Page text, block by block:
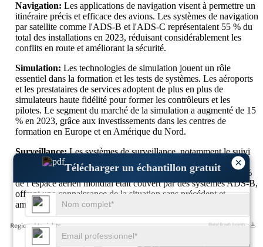
×
Télécharger un échantillon gratuit
Navigation: Les applications de navigation visent à permettre un
itinéraire précis et efficace des avions. Les systèmes de navigation
par satellite comme l'ADS-B et l'ADS-C représentaient 55 % du
total des installations en 2023, réduisant considérablement les
conflits en route et améliorant la sécurité.
Simulation: Les technologies de simulation jouent un rôle
essentiel dans la formation et les tests de systèmes. Les aéroports
et les prestataires de services adoptent de plus en plus de
simulateurs haute fidélité pour former les contrôleurs et les
pilotes. Le segment du marché de la simulation a augmenté de 15
% en 2023, grâce aux investissements dans les centres de
formation en Europe et en Amérique du Nord.
Surveillance:Les systèmes de surveillance, notamment le suivi
par radar et par satellite, sont essentiels pour surveiller les
mouvements des avions en temps réel. D’ici 2023, plus de 85 %
de l’espace aérien mondial était couvert par des systèmes ADS-B,
offrant une connaissance de la situation sans précédent et
améliorant les temps de réponse aux incidents.